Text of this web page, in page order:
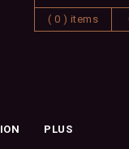
( 0 ) items
PLUS